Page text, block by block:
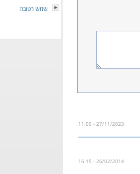
27/11/2023 - 11:00
26/02/2014 - 16:15
שמש רטובה